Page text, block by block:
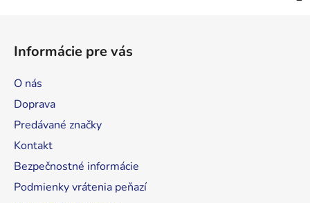
Informácie pre vás
O nás
Doprava
Predávané značky
Kontakt
Bezpečnostné informácie
Podmienky vrátenia peňazí